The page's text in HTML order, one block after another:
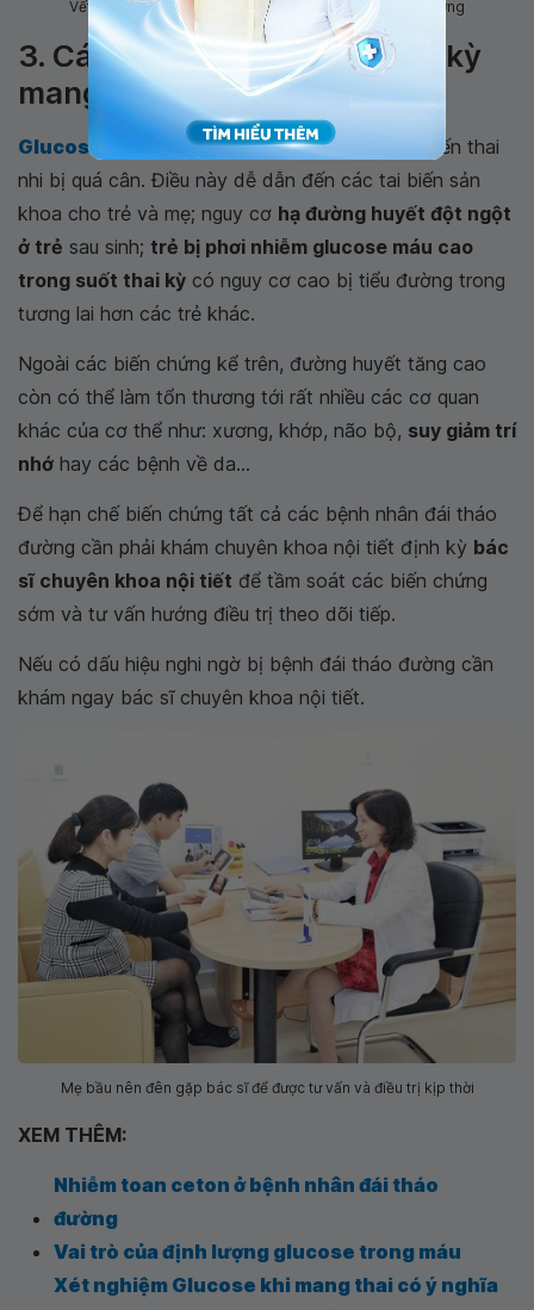
Vết loét lâu liền là biến chứng mạn tính của đái tháo đường
3. Các biến chứng trong thời kỳ
mang thai
Glucose máu cao trong thai kỳcó thể dẫn đến thai
nhi bị quá cân. Điều này dễ dẫn đến các tai biến sản
khoa cho trẻ và mẹ; nguy cơ hạ đường huyết đột ngột
ở trẻ sau sinh; trẻ bị phơi nhiễm glucose máu cao
trong suốt thai kỳ có nguy cơ cao bị tiểu đường trong
tương lai hơn các trẻ khác.
Ngoài các biến chứng kể trên, đường huyết tăng cao
còn có thể làm tổn thương tới rất nhiều các cơ quan
khác của cơ thể như: xương, khớp, não bộ, suy giảm trí
nhớ hay các bệnh về da...
Để hạn chế biến chứng tất cả các bệnh nhân đái tháo
đường cần phải khám chuyên khoa nội tiết định kỳ bác
sĩ chuyên khoa nội tiết để tầm soát các biến chứng
sớm và tư vấn hướng điều trị theo dõi tiếp.
Nếu có dấu hiệu nghi ngờ bị bệnh đái tháo đường cần
khám ngay bác sĩ chuyên khoa nội tiết.
Mẹ bầu nên đên gặp bác sĩ để được tư vấn và điều trị kịp thời
XEM THÊM:
Nhiễm toan ceton ở bệnh nhân đái tháo
đường
Vai trò của định lượng glucose trong máu
Xét nghiệm Glucose khi mang thai có ý nghĩa